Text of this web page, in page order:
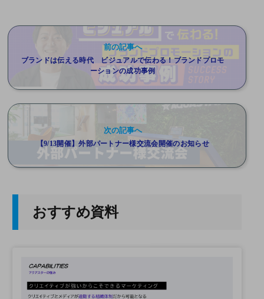
前の記事へ
ブランドは伝える時代 ビジュアルで伝わる！ブランドプロモ
ーションの成功事例
次の記事へ
【9/13開催】外部パートナー様交流会開催のお知らせ
おすすめ資料